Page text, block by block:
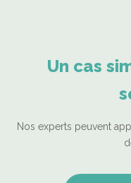
Un cas
Nos experts peuvent